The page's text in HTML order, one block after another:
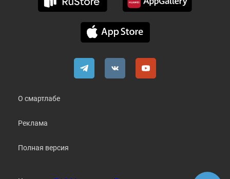
О смартлабе
Реклама
Полная версия